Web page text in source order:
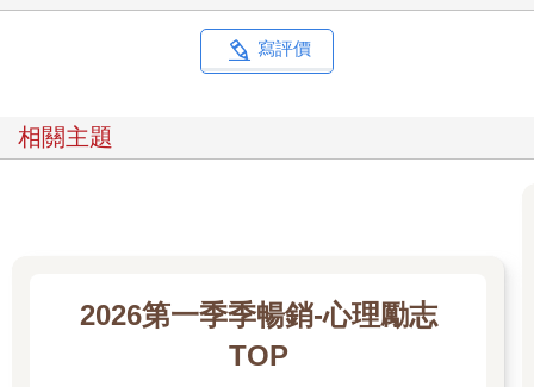
隱藏自己真實的模樣，而他的防禦機制卻慢慢殺死了他。
一九九○年代期間，規避標籤在潛在自閉症孩童的父母之中相當普
遍，因為人們對這種情況理解很貧乏，並且將其妖魔化。自閉症
祖父本意是想要保護她免受偏見和被低能化，但他的作法也剝奪
她說：「現在我知道自己有自閉症，但我發現得太晚了。如果我
告訴別人，他們不願意相信我。我的生活太有條有理，以至於他
們無法意識到這一切有多困難。坦白說，這些事情一直以來都很
寫評價
相關主題
2026第一季季暢銷-心理勵志
TOP